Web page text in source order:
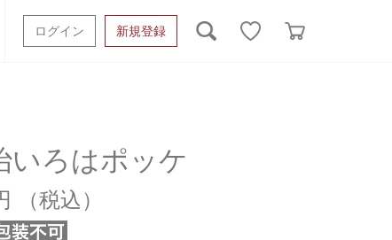
ログイン 新規登録
オーガニック タオルケット類
いろはポッケ